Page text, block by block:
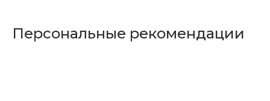
Персональные рекомендации